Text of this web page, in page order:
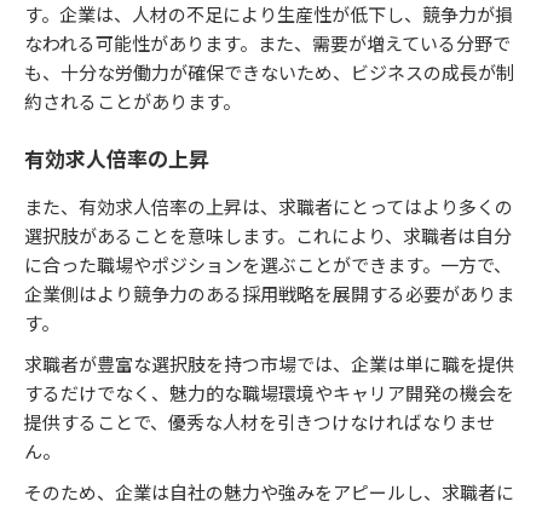
す。企業は、人材の不足により生産性が低下し、競争力が損
なわれる可能性があります。また、需要が増えている分野で
も、十分な労働力が確保できないため、ビジネスの成長が制
約されることがあります。
有効求人倍率の上昇
また、有効求人倍率の上昇は、求職者にとってはより多くの
選択肢があることを意味します。これにより、求職者は自分
に合った職場やポジションを選ぶことができます。一方で、
企業側はより競争力のある採用戦略を展開する必要がありま
す。
求職者が豊富な選択肢を持つ市場では、企業は単に職を提供
するだけでなく、魅力的な職場環境やキャリア開発の機会を
提供することで、優秀な人材を引きつけなければなりませ
ん。
そのため、企業は自社の魅力や強みをアピールし、求職者に